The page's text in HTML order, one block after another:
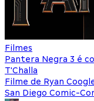
Filmes
Pantera Negra 3 é
T'Challa
Filme de Ryan
San Diego Comic-